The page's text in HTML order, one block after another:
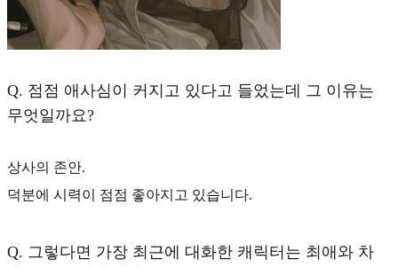
Q. 점점 애사심이 커지고 있다고 들었는데 그 이유는
무엇일까요?
상사의 존안.
덕분에 시력이 점점 좋아지고 있습니다.
Q. 그렇다면 가장 최근에 대화한 캐릭터는 최애와 차